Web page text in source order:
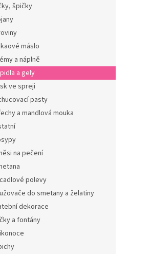
špičky
máslo
a náplně
a gely
ve spreji
pasty
a mandlová mouka
na pečení
polevy
do smetany a želatiny
dekorace
a fontány